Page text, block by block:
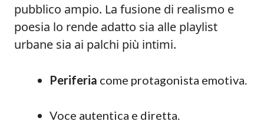
pubblico ampio. La fusione di realismo e
poesia lo rende adatto sia alle playlist
urbane sia ai palchi più intimi.
Periferia come protagonista emotiva.
Voce autentica e diretta.